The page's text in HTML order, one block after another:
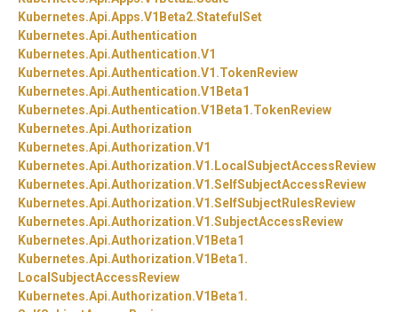
Kubernetes.Api.Apps.V1Beta2.StatefulSet
Kubernetes.Api.Authentication
Kubernetes.Api.Authentication.V1
Kubernetes.Api.Authentication.V1.TokenReview
Kubernetes.Api.Authentication.V1Beta1
Kubernetes.Api.Authentication.V1Beta1.TokenReview
Kubernetes.Api.Authorization
Kubernetes.Api.Authorization.V1
Kubernetes.Api.Authorization.V1. LocalSubjectAccessReview
Kubernetes.Api.Authorization.V1.SelfSubjectAccessReview
Kubernetes.Api.Authorization.V1.SelfSubjectRulesReview
Kubernetes.Api.Authorization.V1.SubjectAccessReview
Kubernetes.Api.Authorization.V1Beta1
Kubernetes.Api.Authorization.V1Beta1.
LocalSubjectAccessReview
Kubernetes.Api.Authorization.V1Beta1.